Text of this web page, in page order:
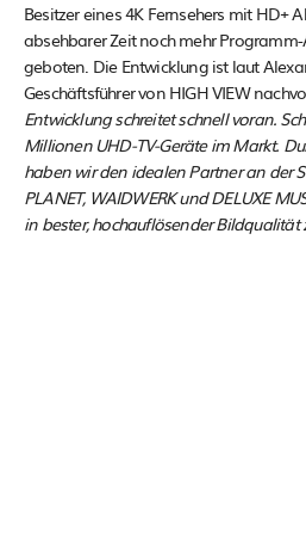
Besitzer eines 4K Fernsehers mit
absehbarer Zeit noch mehr
geboten. Die Entwicklung ist laut
Geschäftsführer von HIGH VIEW
Entwicklung schreitet schnell voran.
Millionen UHD-TV-Geräte im Markt.
haben wir den idealen Partner an der
PLANET, WAIDWERK und DELUXE
in bester, hochauflösender Bildqualität